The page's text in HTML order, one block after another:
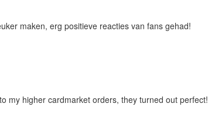
maken, erg positieve reacties van fans gehad!
my higher cardmarket orders, they turned out perfect!